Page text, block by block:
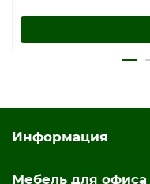
Информация
Мебель для офиса